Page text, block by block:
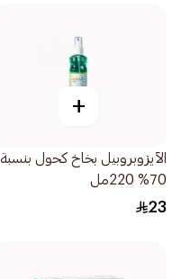
+
الآيزوبروبيل بخاخ كحول بنسبة
70% 220مل
23